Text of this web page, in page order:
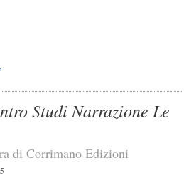
Studi Narrazione Le
di Corrimano Edizioni